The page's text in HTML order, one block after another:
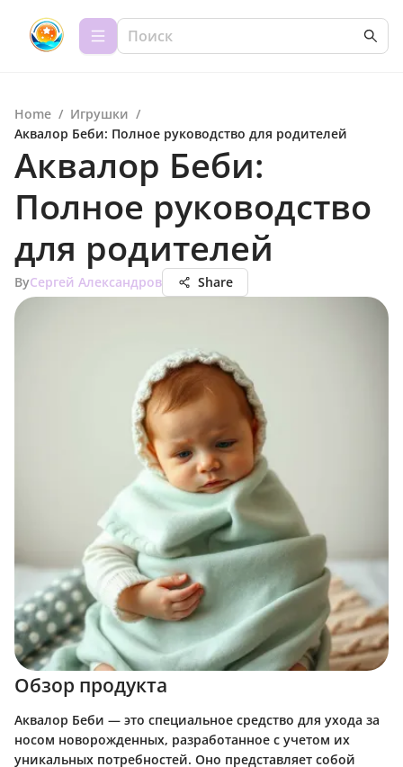
Home / Игрушки /
Аквалор Беби: Полное руководство для родителей
Аквалор Беби:
Полное руководство
для родителей
ByСергей Александров Share
Обзор продукта
Аквалор Беби — это специальное средство для ухода за
носом новорожденных, разработанное с учетом их
уникальных потребностей. Оно представляет собой